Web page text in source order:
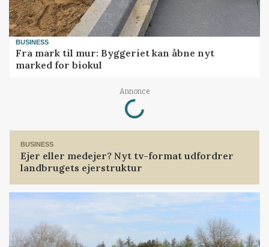
BUSINESS
Fra mark til mur: Byggeriet kan åbne nyt
marked for biokul
Annonce
Loading...
BUSINESS
Ejer eller medejer? Nyt tv-format udfordrer
landbrugets ejerstruktur